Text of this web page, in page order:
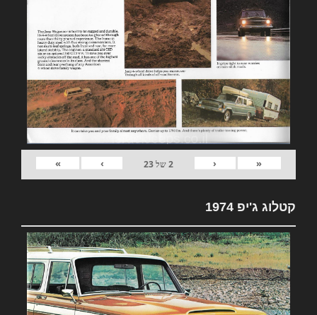
«
‹
2של23
›
»
קטלוג ג'יפ 1974